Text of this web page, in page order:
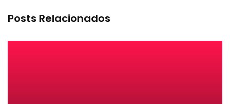
Posts Relacionados